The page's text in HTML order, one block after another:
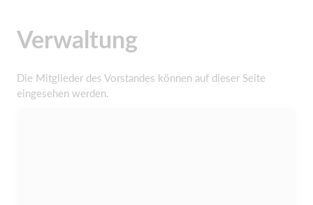
Verwaltung
Die Mitglieder des Vorstandes können auf dieser Seite
eingesehen werden.